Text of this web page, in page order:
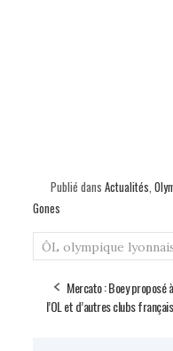
Publié dans Actualités
Gones
ÔL olympique
Mercato : Boey proposé à
l’OL et d’autres clubs